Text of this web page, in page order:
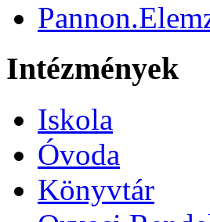
Intézmények
Iskola
Óvoda
Könyvtár